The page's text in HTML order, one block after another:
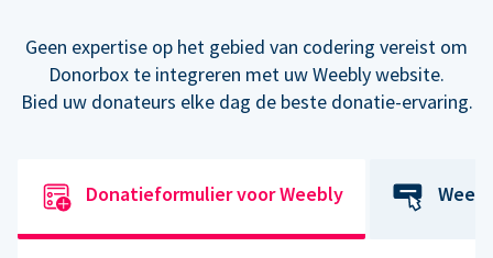
Geen expertise op het gebied van codering vereist om
Donorbox te integreren met uw Weebly website.
Bied uw donateurs elke dag de beste donatie-ervaring.
Donatieformulier voor Weebly